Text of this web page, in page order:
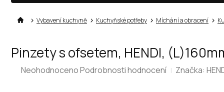
Vybavení kuchyně Kuchyňské potřeby Míchání a obracení
Pinzety s ofsetem, HENDI,
Průměrné
NeohodnocenoPodrobnosti hodnocení Značka: